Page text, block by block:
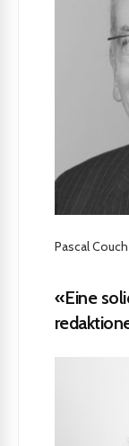
Pascal
«Eine